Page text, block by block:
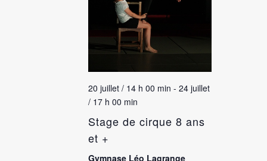
20 juillet / 14 h 00 min - 24 juillet
/ 17 h 00 min
Stage de cirque 8 ans
et +
Gymnase Léo Lagrange